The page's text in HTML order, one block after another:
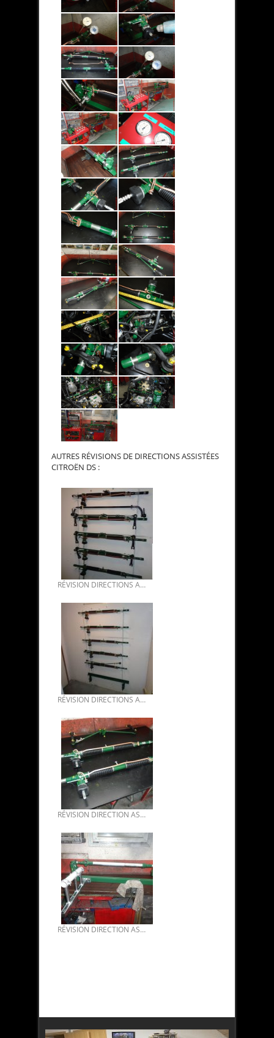
AUTRES RÉVISIONS DE DIRECTIONS ASSISTÉES
CITROËN DS :
RÉVISION DIRECTIONS ASSISTÉES DS FIN 2016 05.
RÉVISION DIRECTIONS ASSISTÉES DS 03.
RÉVISION DIRECTION ASSISTÉE DS 02.
RÉVISION DIRECTION ASSISTÉE DS 01.